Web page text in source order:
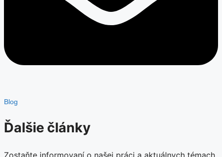
Blog
Ďalšie články
Zostaňte informovaní o našej práci a aktuálnych témach